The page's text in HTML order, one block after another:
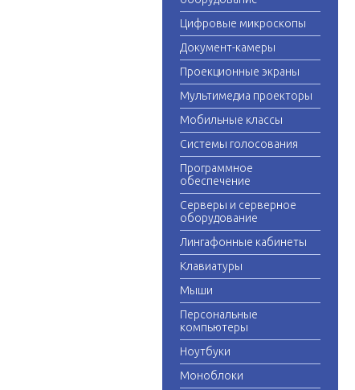
Цифровые микроскопы
Документ-камеры
Проекционные экраны
Мультимедиа проекторы
Мобильные классы
Системы голосования
Программное
обеспечение
Серверы и серверное
оборудование
Лингафонные кабинеты
Клавиатуры
Мыши
Персональные
компьютеры
Ноутбуки
Моноблоки